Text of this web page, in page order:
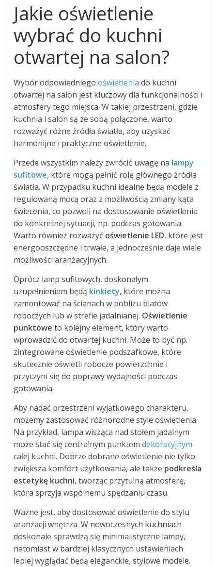
Jakie oświetlenie
wybrać do kuchni
otwartej na salon?
Wybór odpowiedniegooświetlenia do kuchni
otwartej na salon jest kluczowy dla funkcjonalności i
atmosfery tego miejsca. W takiej przestrzeni, gdzie
kuchnia i salon są ze sobą połączone, warto
rozważyć różne źródła światła, aby uzyskać
harmonijne i praktyczne oświetlenie.
Przede wszystkim należy zwrócić uwagę na lampy
sufitowe, które mogą pełnić rolę głównego źródła
światła. W przypadku kuchni idealne będą modele z
regulowaną mocą oraz z możliwością zmiany kąta
świecenia, co pozwoli na dostosowanie oświetlenia
do konkretnej sytuacji, np. podczas gotowania.
Warto również rozważyć oświetlenie LED, które jest
energooszczędne i trwałe, a jednocześnie daje wiele
możliwości aranżacyjnych.
Oprócz lamp sufitowych, doskonałym
uzupełnieniem będą kinkiety, które można
zamontować na ścianach w pobliżu blatów
roboczych lub w strefie jadalnianej. Oświetlenie
punktowe to kolejny element, który warto
wprowadzić do otwartej kuchni. Może to być np.
zintegrowane oświetlenie podszafkowe, które
skutecznie oświetli robocze powierzchnie i
przyczyni się do poprawy wydajności podczas
gotowania.
Aby nadać przestrzeni wyjątkowego charakteru,
możemy zastosować różnorodne style oświetlenia.
Na przykład, lampa wisząca nad stołem jadalnym
może stać się centralnym punktemdekoracyjnym
całej kuchni. Dobrze dobrane oświetlenie nie tylko
zwiększa komfort użytkowania, ale także podkreśla
estetykę kuchni, tworząc przytulną atmosferę,
która sprzyja wspólnemu spędzaniu czasu.
Ważne jest, aby dostosować oświetlenie do stylu
aranżacji wnętrza. W nowoczesnych kuchniach
doskonale sprawdzą się minimalistyczne lampy,
natomiast w bardziej klasycznych ustawieniach
lepiej wyglądać będą eleganckie, stylowe modele.